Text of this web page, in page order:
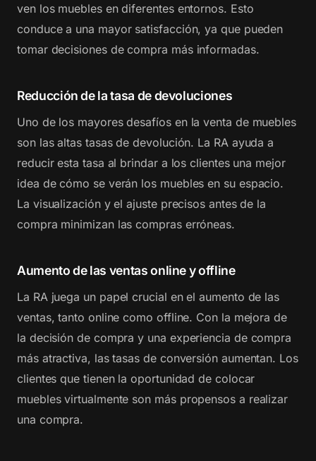
ven los muebles en diferentes entornos. Esto
conduce a una mayor satisfacción, ya que pueden
tomar decisiones de compra más informadas.
Reducción de la tasa de devoluciones
Uno de los mayores desafíos en la venta de muebles
son las altas tasas de devolución. La RA ayuda a
reducir esta tasa al brindar a los clientes una mejor
idea de cómo se verán los muebles en su espacio.
La visualización y el ajuste precisos antes de la
compra minimizan las compras erróneas.
Aumento de las ventas online y offline
La RA juega un papel crucial en el aumento de las
ventas, tanto online como offline. Con la mejora de
la decisión de compra y una experiencia de compra
más atractiva, las tasas de conversión aumentan. Los
clientes que tienen la oportunidad de colocar
muebles virtualmente son más propensos a realizar
una compra.